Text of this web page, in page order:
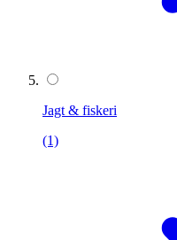
Jagt & fiskeri
(1)